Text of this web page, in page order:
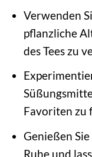
Verwenden
pflanzliche
des Tees zu
Favoriten zu
Genießen
Ruhe und